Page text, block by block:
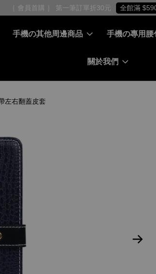
［ 會員首購 ］ 第一筆訂單折30元 全館滿
手機の其他周邊商品 手機の專用
關於我們
左右翻蓋皮套